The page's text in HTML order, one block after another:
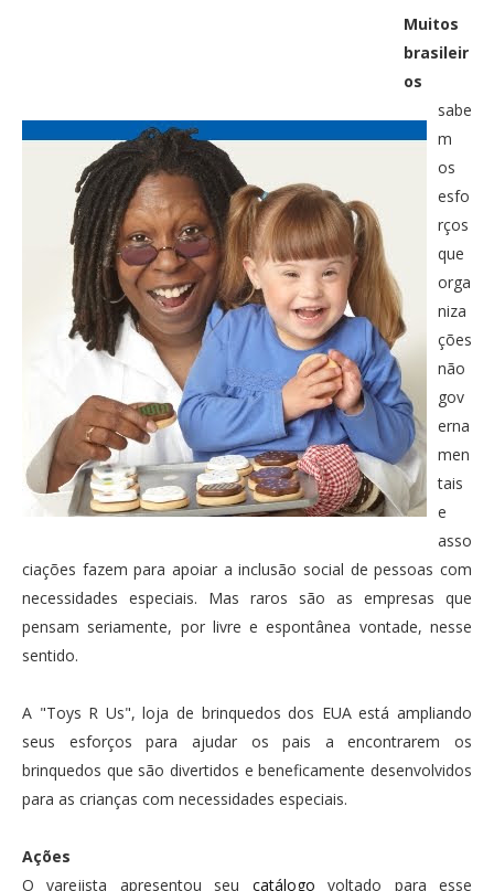
Muitos
brasileir
os
sabe
m
os
esfo
rços
que
orga
niza
ções
não
gov
erna
men
tais
e
asso
ciações fazem para apoiar a inclusão social de pessoas com
necessidades especiais. Mas raros são as empresas que
pensam seriamente, por livre e espontânea vontade, nesse
sentido.
A "Toys R Us", loja de brinquedos dos EUA está ampliando
seus esforços para ajudar os pais a encontrarem os
brinquedos que são divertidos e beneficamente desenvolvidos
para as crianças com necessidades especiais.
Ações
O varejista apresentou seu catálogo voltado para esse